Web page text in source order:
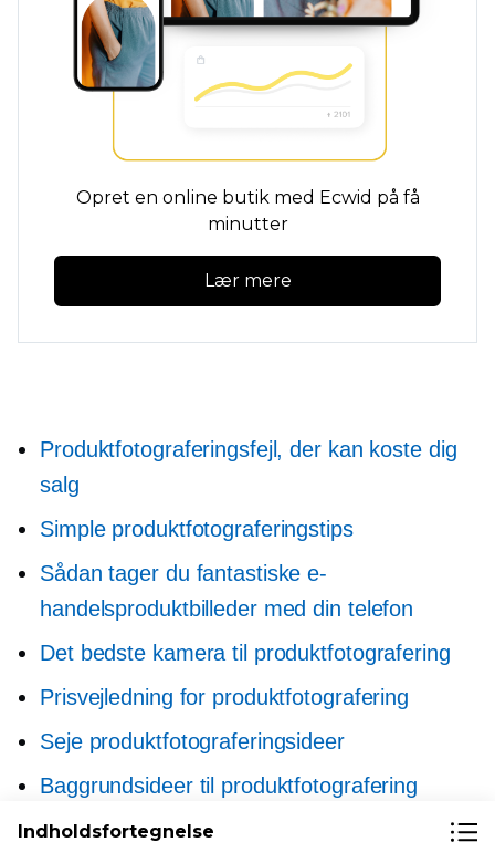
Opret en online butik med Ecwid på få
minutter
Lær mere
Produktfotograferingsfejl, der kan koste dig
salg
Simple produktfotograferingstips
Sådan tager du fantastiske e-
handelsproduktbilleder med din telefon
Det bedste kamera til produktfotografering
Prisvejledning for produktfotografering
Seje produktfotograferingsideer
Baggrundsideer til produktfotografering
Super nem måde at forbedre din onlinebutik
Indholdsfortegnelse